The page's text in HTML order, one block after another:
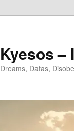
Kyesos –
Dreams, Datas,